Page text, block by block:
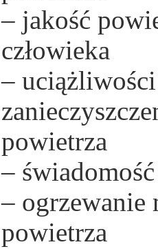
– jakość
człowieka
–
powietrza
–
– ogrzewanie
powietrza